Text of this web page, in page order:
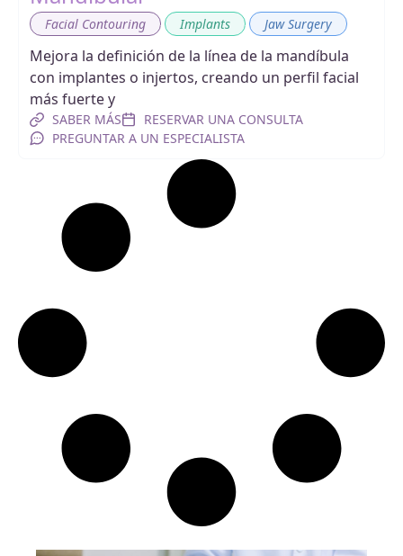
Facial Contouring Implants Jaw Surgery
Mejora la definición de la línea de la mandíbula
con implantes o injertos, creando un perfil facial
más fuerte y
SABER MÁS
RESERVAR UNA CONSULTA
PREGUNTAR A UN ESPECIALISTA